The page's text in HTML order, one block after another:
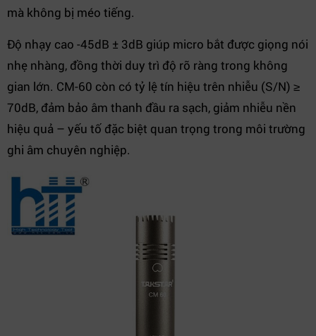
mà không bị méo tiếng.
Độ nhạy cao -45dB ± 3dB giúp micro bắt được giọng nói
nhẹ nhàng, đồng thời duy trì độ rõ ràng trong không
gian lớn. CM-60 còn có tỷ lệ tín hiệu trên nhiễu (S/N) ≥
70dB, đảm bảo âm thanh đầu ra sạch, giảm nhiễu nền
hiệu quả – yếu tố đặc biệt quan trọng trong môi trường
ghi âm chuyên nghiệp.